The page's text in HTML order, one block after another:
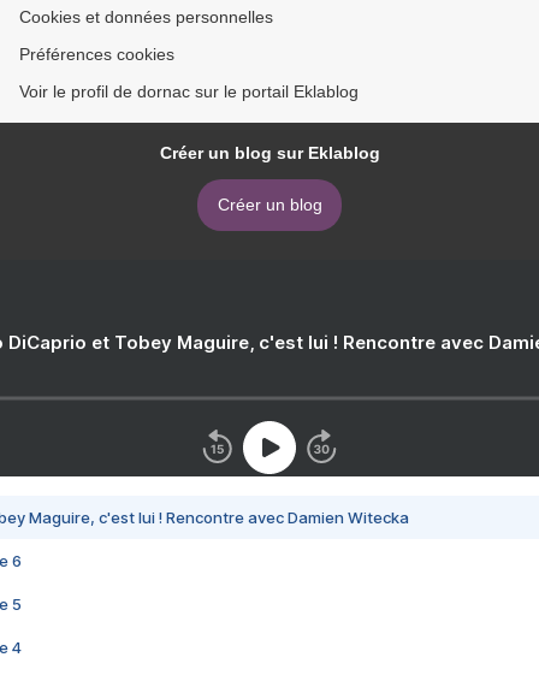
Cookies et données personnelles
Préférences cookies
Voir le profil de dornac sur le portail Eklablog
Créer un blog sur Eklablog
Créer un blog
DiCaprio et Tobey Maguire, c'est lui ! Rencontre avec
Maguire, c'est lui ! Rencontre avec Damien Witecka
6
5
4